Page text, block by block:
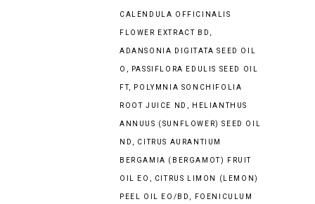
CALENDULA OFFICINALIS
FLOWER EXTRACT BD,
ADANSONIA DIGITATA SEED OIL
O, PASSIFLORA EDULIS SEED OIL
FT, POLYMNIA SONCHIFOLIA
ROOT JUICE ND, HELIANTHUS
ANNUUS (SUNFLOWER) SEED OIL
ND, CITRUS AURANTIUM
BERGAMIA (BERGAMOT) FRUIT
OIL EO, CITRUS LIMON (LEMON)
PEEL OIL EO/BD, FOENICULUM